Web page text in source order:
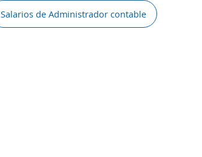
Salarios de Administrador contable